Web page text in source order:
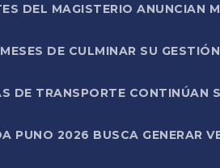
DEL MAGISTERIO ANUNCIAN
DE CULMINAR SU
DE TRANSPORTE CONTINÚAN
PUNO 2026 BUSCA GENERAR